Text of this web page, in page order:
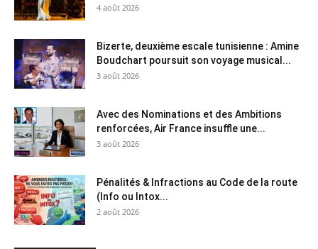
4 août 2026
Bizerte, deuxième escale tunisienne : Amine
Boudchart poursuit son voyage musical...
3 août 2026
Avec des Nominations et des Ambitions
renforcées, Air France insuffle une...
3 août 2026
Pénalités & Infractions au Code de la route
(Info ou Intox...
2 août 2026